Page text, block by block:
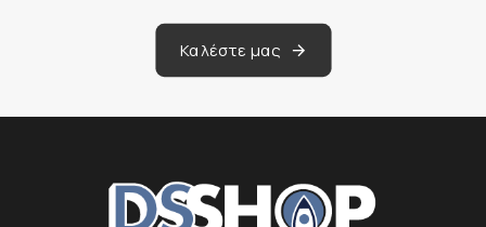
Καλέστε μας